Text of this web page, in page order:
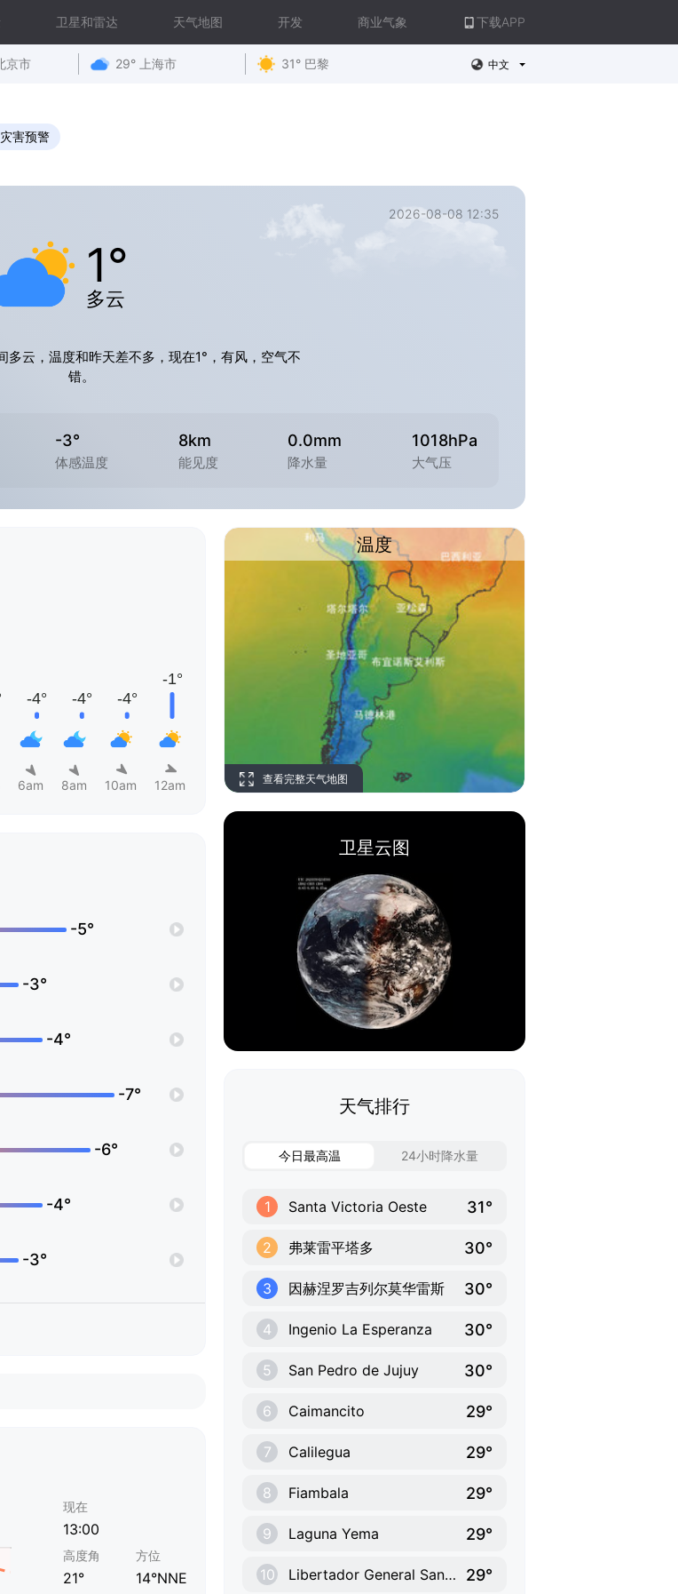
卫星和雷达 天气地图 开发 商业气象 下载APP
京市 29° 上海市 31° 巴黎 中文
灾害预警
2026-08-08 12:35
1°
多云
多云，温度和昨天差不多，现在1°，有风，空气不
错。
-3°
体感温度
8km
能见度
0.0mm
降水量
1018hPa
大气压
6am 8am 10am 12am
-5°
-3°
-4°
-7°
-6°
-4°
-3°
现在
13:00
高度角
21°
方位
14°NNE
温度
查看完整天气地图
卫星云图
天气排行
今日最高温 24小时降水量
1 Santa Victoria Oeste 31°
2 弗莱雷平塔多 30°
3 因赫涅罗吉列尔莫华雷斯 30°
4 Ingenio La Esperanza 30°
5 San Pedro de Jujuy 30°
6 Caimancito 29°
7 Calilegua 29°
8 Fiambala 29°
9 Laguna Yema 29°
10 Libertador General San Martín 29°